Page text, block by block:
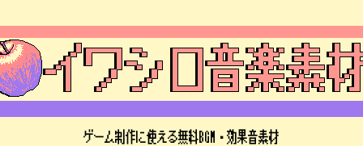
ゲーム制作に使える無料BGM・効果音素材